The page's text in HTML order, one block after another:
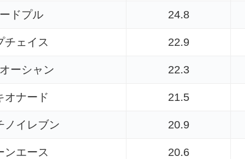
ドプル 24.8
チェイス 22.9
ーシャン 22.3
オナード 21.5
ノイレブン 20.9
ンエース 20.6